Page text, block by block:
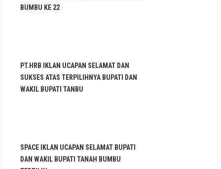
BUMBU KE 22
PT.HRB IKLAN UCAPAN SELAMAT DAN
SUKSES ATAS TERPILIHNYA BUPATI DAN
WAKIL BUPATI TANBU
SPACE IKLAN UCAPAN SELAMAT BUPATI
DAN WAKIL BUPATI TANAH BUMBU